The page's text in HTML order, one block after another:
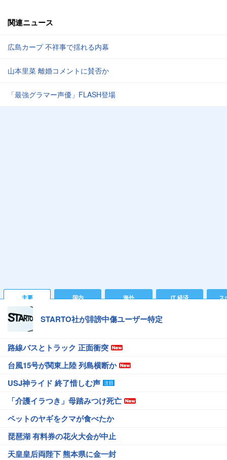
関連ニュース
広島カープ 不祥事で揺れる内幕
山本里菜 離婚コメントに賛否か
「最強グラマー声優」FLASH登場
主要 国内 海外 IT 経済 ス
STARTO社が誹謗中傷ユーザー特定
路線バスとトラック 正面衝突
台風15号が関東上陸 列島横断か
USJ神ライド 終了惜しむ声
「介護イラつき」母踏みつけ死亡
ペットのヤギをクマが食べたか
琵琶湖 有料券の花火大会が中止
天皇皇后両陛下 熊本県に金一封